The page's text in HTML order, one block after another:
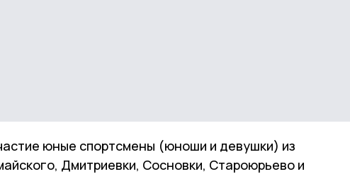
юные спортсмены (юноши и девушки) из
Дмитриевки, Сосновки, Староюрьево и